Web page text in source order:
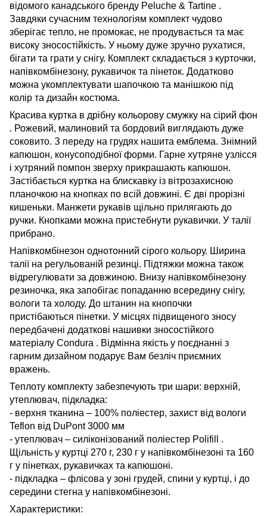
відомого канадського бренду Peluche & Tartine .
Завдяки сучасним технологіям комплект чудово
зберігає тепло, не промокає, не продувається та має
високу зносостійкість. У ньому дуже зручно рухатися,
бігати та грати у снігу. Комплект складається з курточки,
напівкомбінезону, рукавичок та пінеток. Додатково
можна укомплектувати шапочкою та манішкою під
колір та дизайн костюма.
Красива куртка в дрібну кольорову смужку на сірий фон
. Рожевий, малиновий та бордовий виглядають дуже
соковито. З переду на грудях нашита емблема. Знімний
капюшон, конусоподібної форми. Гарне хутряне узлісся
і хутряний помпон зверху прикрашають капюшон.
Застібається куртка на блискавку із вітрозахисною
планочкою на кнопках по всій довжині. Є дві прорізні
кишеньки. Манжети рукавів щільно прилягають до
ручки. Кнопками можна пристебнути рукавички. У талії
прибрано.
Напівкомбінезон однотонний сірого кольору. Ширина
талії на регульованій резинці. Підтяжки можна також
відрегулювати за довжиною. Внизу напівкомбінезону
резиночка, яка запобігає попаданню всередину снігу,
вологи та холоду. До штанин на кнопочки
пристібаються пінетки. У місцях підвищеного зносу
передбачені додаткові нашивки зносостійкого
матеріалу Condura . Відмінна якість у поєднанні з
гарним дизайном подарує Вам безліч приємних
вражень.
Теплоту комплекту забезпечують три шари: верхній,
утеплювач, підкладка:
- верхня тканина – 100% поліестер, захист від вологи
Teflon від DuPont 3000 мм
- утеплювач – силіконізований поліестер Polifill
.
Щільність у куртці 270 г, 230 г у напівкомбінезоні та 160
г у пінетках, рукавичках та капюшоні.
- підкладка – флісова у зоні грудей, спини у куртці, і до
середини стегна у напівкомбінезоні.
Характеристики: